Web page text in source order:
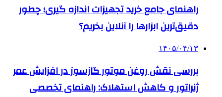
راهنمای جامع خرید تجهیزات اندازه گیری؛ چطور
دقیق‌ترین ابزارها را آنلاین بخریم؟
۱۴۰۵/۰۴/۱۳
بررسی نقش روغن موتور گازسوز در افزایش عمر
ژنراتور و کاهش استهلاک: راهنمای تخصصی